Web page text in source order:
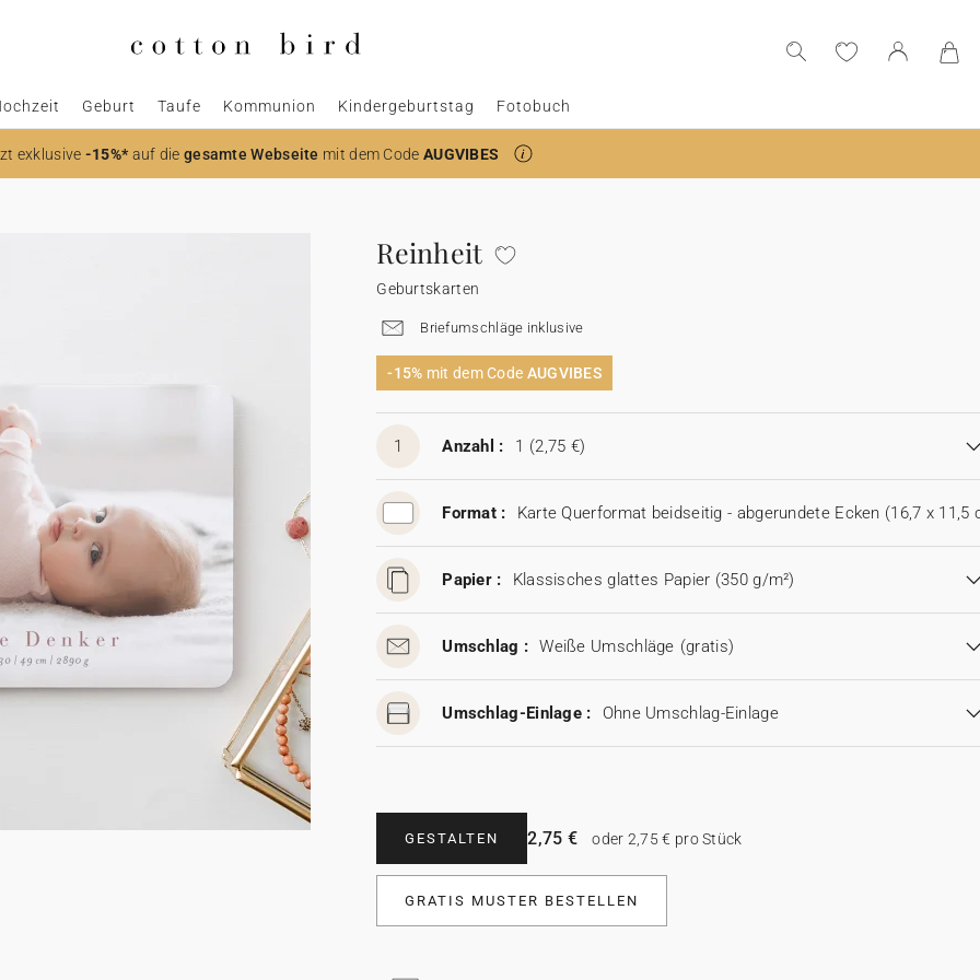
Geburt Taufe Kommunion Kindergeburtstag Fotobuch
exklusive -15%*auf die gesamte Webseite mit dem Code AUGVIBES
Reinheit
Geburtskarten
Briefumschläge inklusive
-15% mit dem Code AUGVIBES
1 Anzahl : 1 (2,75 €)
Format : Karte Querformat beidseitig - abgerundete Ecken (16,7 x 11,5
Papier : Klassisches glattes Papier (350 g/m²)
Umschlag : Weiße Umschläge (gratis)
Umschlag-Einlage : Ohne Umschlag-Einlage
GESTALTEN 2,75 € oder 2,75 € pro Stück
GRATIS MUSTER BESTELLEN